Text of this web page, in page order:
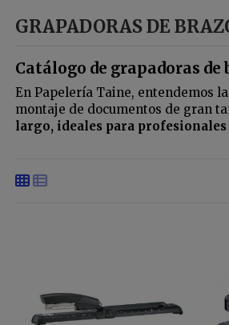
GRAPADORAS DE
Catálogo de grapadoras de
En Papelería Taine, entendemos
montaje de documentos de gran
largo, ideales para profesionales